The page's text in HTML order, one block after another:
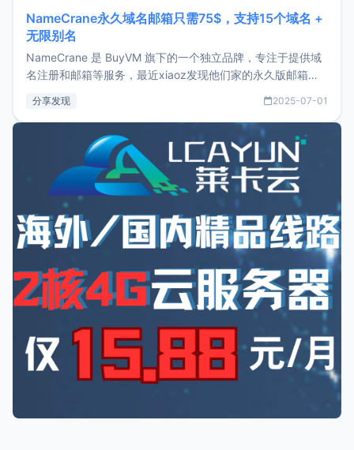
NameCrane永久域名邮箱只需75$，支持15个域名 +
无限别名
NameCrane 是 BuyVM 旗下的一个独立品牌，专注于提供域
名注册和邮箱等服务，最近xiaoz发现他们家的永久版邮箱服
又实惠的域名邮箱，不妨尝试一下 NameCrane。注册
NameCraneNameCrane不支持直接注册，必须要购买
分享发现 2025-07-01